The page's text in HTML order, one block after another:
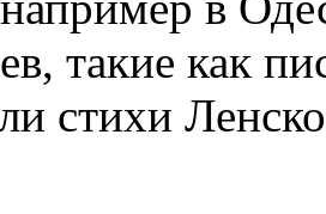
такие как
стихи